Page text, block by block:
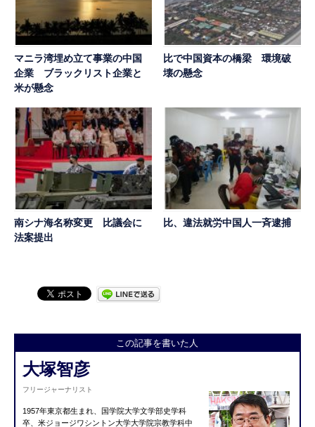
マニラ湾埋め立て事業の中国
企業 ブラックリスト企業と
米が懸念
比で中国資本の橋梁 環境破
壊の懸念
南シナ海名称変更 比議会に
法案提出
比、違法就労中国人一斉逮捕
この記事を書いた人
大塚智彦
フリージャーナリスト
1957年東京都生まれ、国学院大学文学部史学科
卒、米ジョージワシントン大学大学院宗教学科中